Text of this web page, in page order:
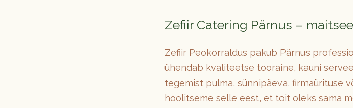
Zefiir Catering Pärnus –
Zefiir Peokorraldus pakub Pärnus
ühendab kvaliteetse tooraine, kauni
tegemist pulma, sünnipäeva, firmaürituse
hoolitseme selle eest, et toit oleks sama